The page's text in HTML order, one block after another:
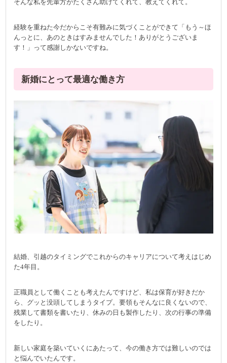
そんな私を先輩方がたくさん助けてくれて、教えてくれて。
経験を重ねた今だからこそ有難みに気づくことができて「もう～ほ
んっとに、あのときはすみませんでした！ありがとうございま
す！」って感謝しかないですね。
新婚にとって最適な働き方
結婚、引越のタイミングでこれからのキャリアについて考えはじめ
た4年目。
正職員として働くことも考えたんですけど、私は保育が好きだか
ら、グッと没頭してしまうタイプ。要領もそんなに良くないので、
残業して書類を書いたり、休みの日も製作したり、次の行事の準備
をしたり。
新しい家庭を築いていくにあたって、今の働き方では難しいのでは
と悩んでいたんです。